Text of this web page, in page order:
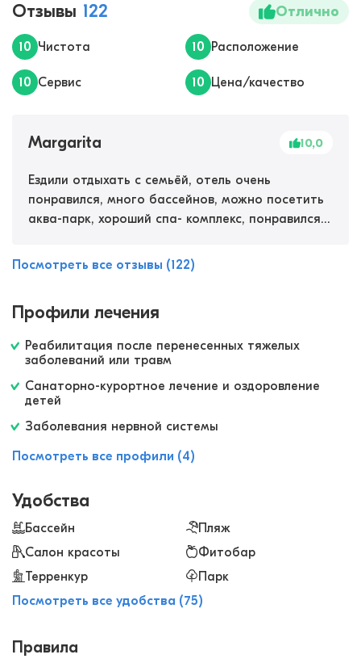
Отзывы 122 Отлично
10 Чистота 10 Расположение
10 Сервис 10 Цена/качество
Margarita 10,0
Ездили отдыхать с семьёй, отель очень
понравился, много бассейнов, можно посетить
аква-парк, хороший спа- комплекс, понравился
за лицом и телом, понравилась программа для
ног с охлаждающей грязью и натуральными
прекрасно помогла! Много разных кафе и
Посмотреть все отзывы (122)
Профили лечения
Реабилитация после перенесенных тяжелых
заболеваний или травм
Санаторно-курортное лечение и оздоровление
детей
Заболевания нервной системы
Посмотреть все профили (4)
Удобства
Бассейн
Пляж
Салон красоты
Фитобар
Терренкур
Парк
Посмотреть все удобства (75)
Правила